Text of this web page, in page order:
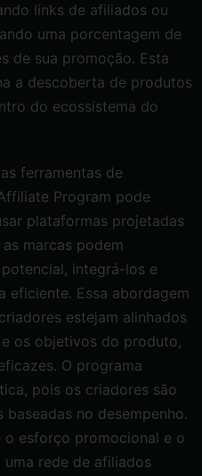
links de afiliados ou
uma porcentagem de
de sua promoção. Esta
a descoberta de produtos
do ecossistema do
ferramentas de
Program pode
plataformas projetadas
marcas podem
, integrá-los e
eficiente. Essa abordagem
estejam alinhados
os objetivos do produto,
O programa
pois os criadores são
no desempenho.
o esforço promocional e o
rede de afiliados